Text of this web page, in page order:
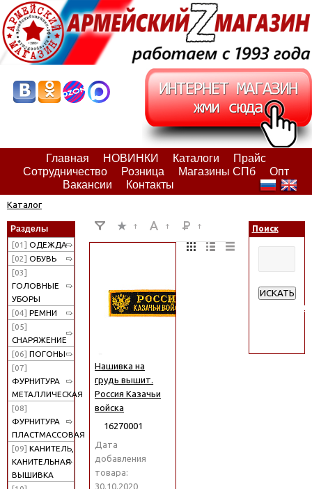
Главная НОВИНКИ Каталоги
Прайс
Сотрудничество
Розница Магазины СПб
Опт
Вакансии
Контакты
Каталог
Разделы
[01] ОДЕЖДА
[02] ОБУВЬ
[03]
ГОЛОВНЫЕ
УБОРЫ
[04] РЕМНИ
[05]
СНАРЯЖЕНИЕ
[06] ПОГОНЫ
[07]
ФУРНИТУРА
МЕТАЛЛИЧЕСКАЯ
[08]
ФУРНИТУРА
ПЛАСТМАССОВАЯ
[09] КАНИТЕЛЬ,
КАНИТЕЛЬНАЯ
ВЫШИВКА
Нашивка на
грудь вышит.
Россия Казачьи
войска
16270001
Дата
добавления
товара:
30.10.2020
Поиск
ИСКАТЬ